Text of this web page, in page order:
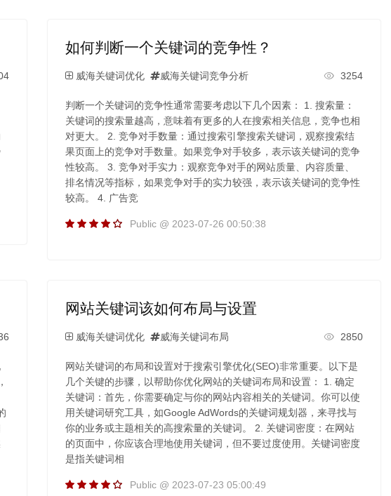
如何判断一个关键词的竞争性？
威海关键词优化 威海关键词竞争分析 3254
判断一个关键词的竞争性通常需要考虑以下几个因素： 1. 搜索量：
关键词的搜索量越高，意味着有更多的人在搜索相关信息，竞争也相
对更大。 2. 竞争对手数量：通过搜索引擎搜索关键词，观察搜索结
果页面上的竞争对手数量。如果竞争对手较多，表示该关键词的竞争
性较高。 3. 竞争对手实力：观察竞争对手的网站质量、内容质量、
排名情况等指标，如果竞争对手的实力较强，表示该关键词的竞争性
较高。 4. 广告竞
Public @ 2023-07-26 00:50:38
网站关键词该如何布局与设置
威海关键词优化 威海关键词布局 2850
网站关键词的布局和设置对于搜索引擎优化(SEO)非常重要。以下是
几个关键的步骤，以帮助你优化网站的关键词布局和设置： 1. 确定
关键词：首先，你需要确定与你的网站内容相关的关键词。你可以使
用关键词研究工具，如Google AdWords的关键词规划器，来寻找与
你的业务或主题相关的高搜索量的关键词。 2. 关键词密度：在网站
的页面中，你应该合理地使用关键词，但不要过度使用。关键词密度
是指关键词相
Public @ 2023-07-23 05:00:49